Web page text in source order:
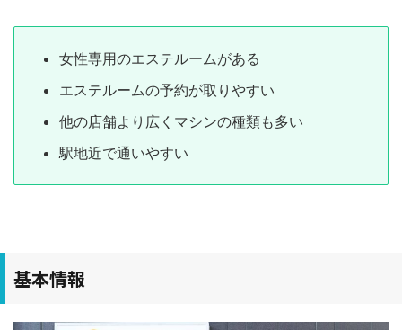
女性専用のエステルームがある
エステルームの予約が取りやすい
他の店舗より広くマシンの種類も多い
駅地近で通いやすい
基本情報